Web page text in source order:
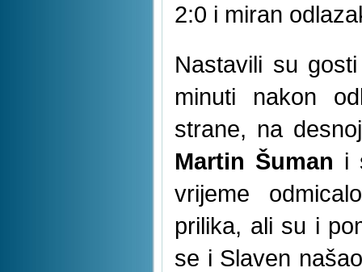
2:0 i miran
Nastavili su
minuti nakon
strane, na
Martin Šuman i
vrijeme
prilika, ali su i
se i Slaven